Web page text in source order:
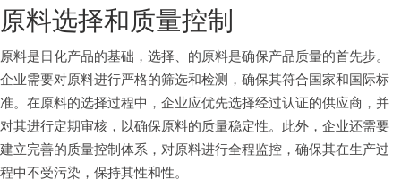
原料选择和质量控制
原料是日化产品的基础，选择、的原料是确保产品质量的首先步。
企业需要对原料进行严格的筛选和检测，确保其符合国家和国际标
准。在原料的选择过程中，企业应优先选择经过认证的供应商，并
对其进行定期审核，以确保原料的质量稳定性。此外，企业还需要
建立完善的质量控制体系，对原料进行全程监控，确保其在生产过
程中不受污染，保持其性和性。